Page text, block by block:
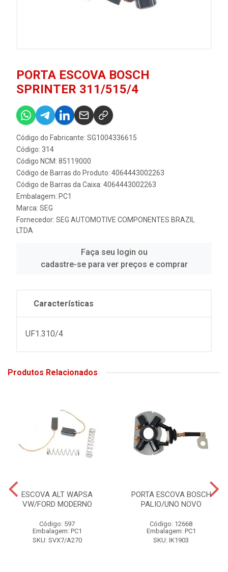
PORTA ESCOVA BOSCH
SPRINTER 311/515/4
Código do Fabricante: SG1004336615
Código: 314
Código NCM: 85119000
Código de Barras do Produto: 4064443002263
Código de Barras da Caixa: 4064443002263
Embalagem: PC1
Marca: SEG
Fornecedor: SEG AUTOMOTIVE COMPONENTES BRAZIL
LTDA
Faça seu login ou
cadastre-se para ver preços e comprar
Características
UF1.310/4
Produtos Relacionados
ESCOVA ALT WAPSA
VW/FORD MODERNO
Código: 597
Embalagem: PC1
SKU: SVX7/A270
PORTA ESCOVA BOSCH
PALIO/UNO NOVO
Código: 12668
Embalagem: PC1
SKU: IK1903